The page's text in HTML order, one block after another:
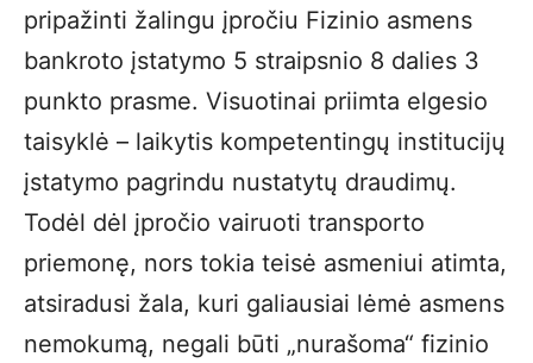
pripažinti žalingu įpročiu Fizinio asmens
bankroto įstatymo 5 straipsnio 8 dalies 3
punkto prasme. Visuotinai priimta elgesio
taisyklė – laikytis kompetentingų institucijų
įstatymo pagrindu nustatytų draudimų.
Todėl dėl įpročio vairuoti transporto
priemonę, nors tokia teisė asmeniui atimta,
atsiradusi žala, kuri galiausiai lėmė asmens
nemokumą, negali būti „nurašoma“ fizinio